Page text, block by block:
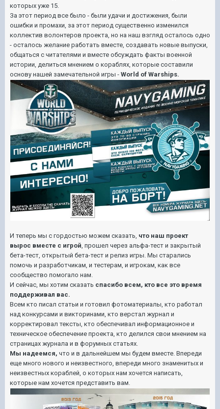
которых уже 15.
За этот период все было - были удачи и достижения, были
ошибки и промахи, за этот период существенно изменился
коллектив волонтеров проекта, но на наш взгляд осталось одно
- осталось желание работать вместе, создавать новые выпуски,
общаться с читателями и вместе обсуждать факты военной
истории, делиться мнением о кораблях, которые составили
основу нашей замечательной игры - World of Warships.
И теперь мы с гордостью можем сказать, что наш проект
вырос вместе с игрой , прошел через альфа-тест и закрытый
бета-тест, открытый бета-тест и релиз игры. Мы старались
помочь и разработчикам, и тестерам, и игрокам, как все
сообщество помогало нам.
И сейчас, мы хотим сказать спасибо всем, кто все это время
поддерживал вас.
Всем кто писал статьи и готовил фотоматериалы, кто работал
над конкурсами и викторинами, кто верстал журнал и
корректировал тексты, кто обеспечивал информационное и
техническое обеспечение проекта, кто делился свои мнением на
страницах журнала и в форумных статьях.
Мы надеемся, что и в дальнейшем мы будем вместе. Впереди
еще много нового и неизвестного, впереди много знаменитых и
неизвестных кораблей, о которых нам хочется написать,
которые нам хочется представить вам.